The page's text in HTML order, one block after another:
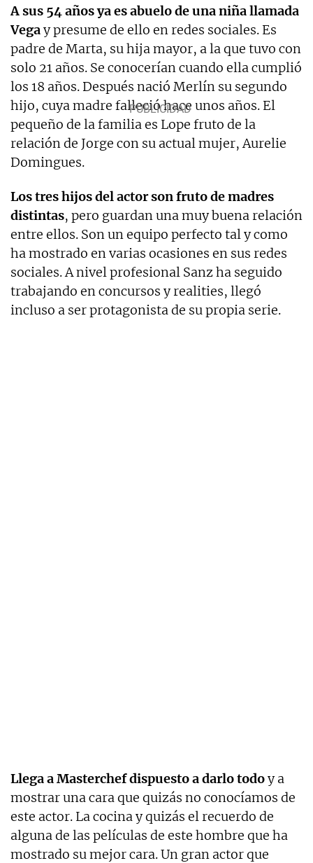
A sus 54 años ya es abuelo de una niña llamada
Vegay presume de ello en redes sociales. Es
padre de Marta, su hija mayor, a la que tuvo con
solo 21 años. Se conocerían cuando ella cumplió
los 18 años. Después nació Merlín su segundo
hijo, cuya madre falleció hace unos años. El
pequeño de la familia es Lope fruto de la
relación de Jorge con su actual mujer, Aurelie
Domingues.
Los tres hijos del actor son fruto de madres
distintas, pero guardan una muy buena relación
entre ellos. Son un equipo perfecto tal y como
ha mostrado en varias ocasiones en sus redes
sociales. A nivel profesional Sanz ha seguido
trabajando en concursos y realities, llegó
incluso a ser protagonista de su propia serie.
Llega a Masterchef dispuesto a darlo todoy a
mostrar una cara que quizás no conocíamos de
este actor. La cocina y quizás el recuerdo de
alguna de las películas de este hombre que ha
mostrado su mejor cara. Un gran actor que